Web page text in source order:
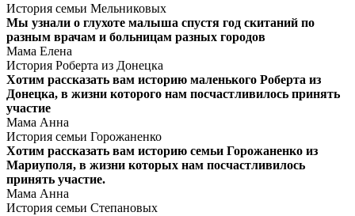
История семьи Мельниковых
Мы узнали о глухоте малыша спустя год скитаний по
разным врачам и больницам разных городов
Мама Елена
История Роберта из Донецка
Хотим рассказать вам историю маленького Роберта из
Донецка, в жизни которого нам посчастливилось принять
участие
Мама Анна
История семьи Горожаненко
Хотим рассказать вам историю семьи Горожаненко из
Мариуполя, в жизни которых нам посчастливилось
принять участие.
Мама Анна
История семьи Степановых